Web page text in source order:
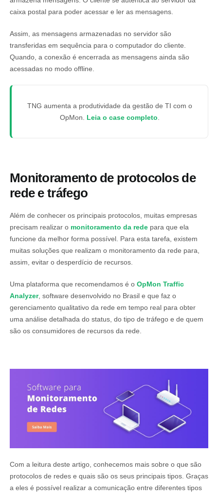
caixa postal para poder acessar e ler as mensagens.
Assim, as mensagens armazenadas no servidor são
transferidas em sequência para o computador do cliente.
Quando, a conexão é encerrada as mensagens ainda são
acessadas no modo offline.
TNG aumenta a produtividade da gestão de TI com o
OpMon. Leia o case completo.
Monitoramento de protocolos de
rede e tráfego
Além de conhecer os principais protocolos, muitas empresas
precisam realizar o monitoramento da rede para que ela
funcione da melhor forma possível. Para esta tarefa, existem
muitas soluções que realizam o monitoramento da rede para,
assim, evitar o desperdício de recursos.
Uma plataforma que recomendamos é o OpMon Traffic
Analyzer, software desenvolvido no Brasil e que faz o
gerenciamento qualitativo da rede em tempo real para obter
uma análise detalhada do status, do tipo de tráfego e de quem
são os consumidores de recursos da rede.
Com a leitura deste artigo, conhecemos mais sobre o que são
protocolos de redes e quais são os seus principais tipos. Graças
a eles é possível realizar a comunicação entre diferentes tipos